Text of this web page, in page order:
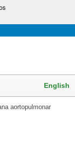
English
aortopulmonar